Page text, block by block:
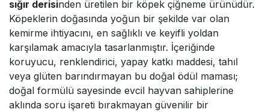
sığır derisinden üretilen bir köpek çiğneme ürünüdür.
Köpeklerin doğasında yoğun bir şekilde var olan
kemirme ihtiyacını, en sağlıklı ve keyifli yoldan
karşılamak amacıyla tasarlanmıştır. İçeriğinde
koruyucu, renklendirici, yapay katkı maddesi, tahıl
veya glüten barındırmayan bu doğal ödül maması;
doğal formülü sayesinde evcil hayvan sahiplerine
aklında soru işareti bırakmayan güvenilir bir